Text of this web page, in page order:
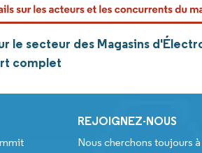
le secteur des Magasins
complet
REJOIGNEZ-NOUS
Nous cherchons toujours